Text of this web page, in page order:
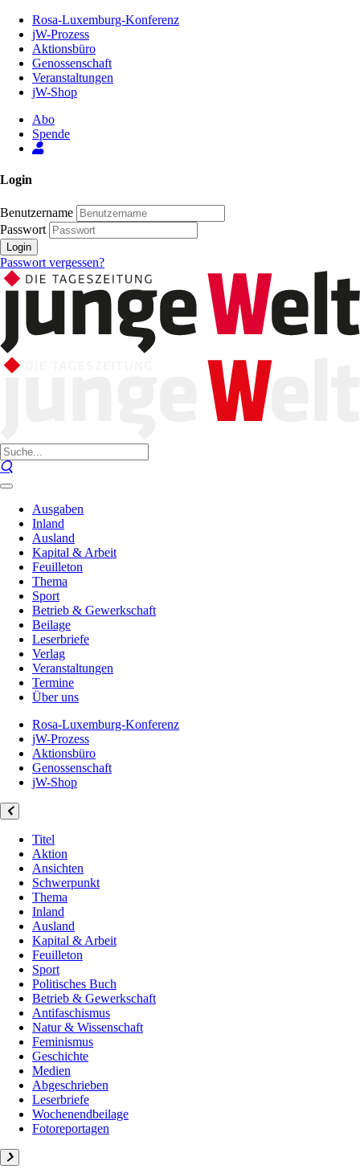
Inhalt
Seite
Rosa-Luxemburg-Konferenz
jW-Prozess
Aktionsbüro
Genossenschaft
Veranstaltungen
jW-Shop
Abo
Spende
Login
Benutzername
Passwort
Login
Passwort vergessen?
Ausgaben
Inland
Ausland
Kapital & Arbeit
Feuilleton
Thema
Sport
Betrieb & Gewerkschaft
Beilage
Leserbriefe
Verlag
Veranstaltungen
Termine
Über uns
Rosa-Luxemburg-Konferenz
jW-Prozess
Aktionsbüro
Genossenschaft
jW-Shop
Titel
Aktion
Ansichten
Schwerpunkt
Thema
Inland
Ausland
Kapital & Arbeit
Feuilleton
Sport
Politisches Buch
Betrieb & Gewerkschaft
Antifaschismus
Natur & Wissenschaft
Feminismus
Geschichte
Medien
Abgeschrieben
Leserbriefe
Wochenendbeilage
Fotoreportagen